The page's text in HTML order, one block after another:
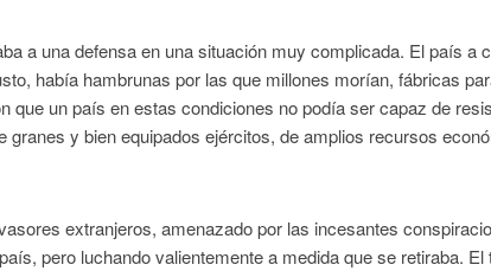
a una defensa en una situación muy complicada. El país a
había hambrunas por las que millones morían, fábricas
que un país en estas condiciones no podía ser capaz de
granes y bien equipados ejércitos, de amplios recursos
extranjeros, amenazado por las incesantes
pero luchando valientemente a medida que se retiraba.